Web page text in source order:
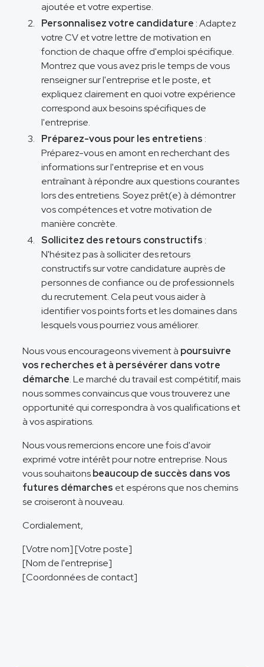
ajoutée et votre expertise.
Personnalisez votre candidature : Adaptez
votre CV et votre lettre de motivation en
fonction de chaque offre d'emploi spécifique.
Montrez que vous avez pris le temps de vous
renseigner sur l'entreprise et le poste, et
expliquez clairement en quoi votre expérience
correspond aux besoins spécifiques de
l'entreprise.
Préparez-vous pour les entretiens :
Préparez-vous en amont en recherchant des
informations sur l'entreprise et en vous
entraînant à répondre aux questions courantes
lors des entretiens. Soyez prêt(e) à démontrer
vos compétences et votre motivation de
manière concrète.
Sollicitez des retours constructifs :
N'hésitez pas à solliciter des retours
constructifs sur votre candidature auprès de
personnes de confiance ou de professionnels
du recrutement. Cela peut vous aider à
identifier vos points forts et les domaines dans
lesquels vous pourriez vous améliorer.
Nous vous encourageons vivement à poursuivre
vos recherches et à persévérer dans votre
démarche. Le marché du travail est compétitif, mais
nous sommes convaincus que vous trouverez une
opportunité qui correspondra à vos qualifications et
à vos aspirations.
Nous vous remercions encore une fois d'avoir
exprimé votre intérêt pour notre entreprise. Nous
vous souhaitonsbeaucoup de succès dans vos
futures démarches et espérons que nos chemins
se croiseront à nouveau.
Cordialement,
[Votre nom] [Votre poste]
[Nom de l'entreprise]
[Coordonnées de contact]